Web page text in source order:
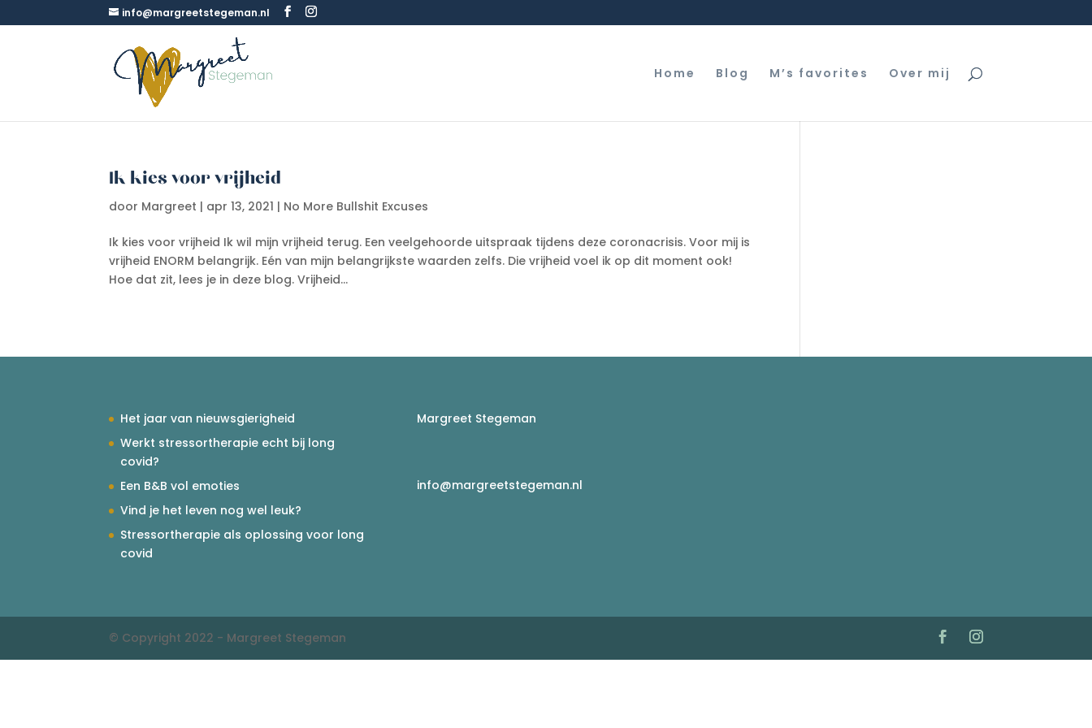
info@margreetstegeman.nl
Home Blog M’s favorites Over mij
Ik kies voor vrijheid
door Margreet | apr 13, 2021 | No More Bullshit Excuses
Ik kies voor vrijheid Ik wil mijn vrijheid terug. Een veelgehoorde uitspraak tijdens deze coronacrisis. Voor mij is
vrijheid ENORM belangrijk. Eén van mijn belangrijkste waarden zelfs. Die vrijheid voel ik op dit moment ook!
Hoe dat zit, lees je in deze blog. Vrijheid...
Het jaar van nieuwsgierigheid
Werkt stressortherapie echt bij long
covid?
Een B&B vol emoties
Vind je het leven nog wel leuk?
Stressortherapie als oplossing voor long
covid
Margreet Stegeman
info@margreetstegeman.nl
© Copyright 2022 - Margreet Stegeman